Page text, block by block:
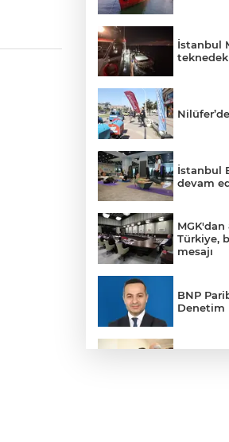
İstanbul
İstanbul
devam
Türkiye,
mesajı
BNP
Denetim